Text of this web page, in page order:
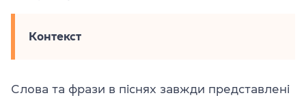
Контекст
Слова та фрази в піснях завжди представлені